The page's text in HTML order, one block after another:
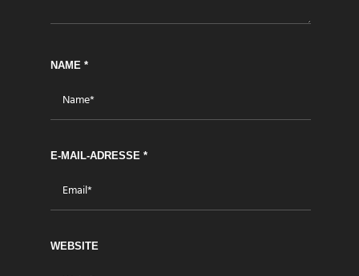
NAME *
E-MAIL-ADRESSE *
WEBSITE